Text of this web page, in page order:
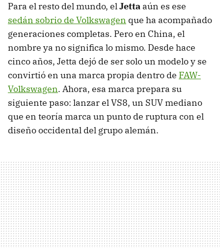
Para el resto del mundo, elJetta aún es ese
sedán sobrio de Volkswagen que ha acompañado
generaciones completas. Pero en China, el
nombre ya no significa lo mismo. Desde hace
cinco años, Jetta dejó de ser solo un modelo y se
convirtió en una marca propia dentro de FAW-
Volkswagen. Ahora, esa marca prepara su
siguiente paso: lanzar el VS8, un SUV mediano
que en teoría marca un punto de ruptura con el
diseño occidental del grupo alemán.